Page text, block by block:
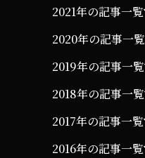
2021年の記事一覧
2020年の記事一覧
2019年の記事一覧
2018年の記事一覧
2017年の記事一覧
2016年の記事一覧